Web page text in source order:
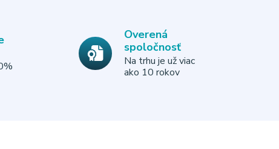
Overená
spoločnosť
Na trhu je už viac
ako 10 rokov